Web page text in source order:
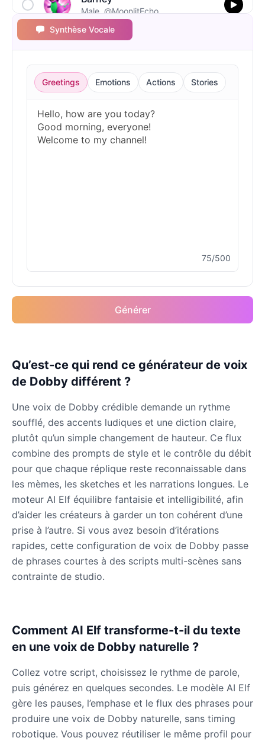
Male @MoonlitEcho
Bluey
Female @EchoVale
Male @IdeaSynth
Male @SilentNova
Male @ByteFlow
Caine
Male @MoonlitEcho
Cyn
Female @CherryNova
Daddy Pig
Male @QuantumRune
Dalek
Male @MoonDiary
Daredevil
Deku
Male @kingofworld_666
Denji
Male @MoonDiary
Synthèse Vocale
Greetings Emotions Actions Stories
75/500
Générer
Qu’est-ce qui rend ce générateur de voix
de Dobby différent ?
Une voix de Dobby crédible demande un rythme
soufflé, des accents ludiques et une diction claire,
plutôt qu’un simple changement de hauteur. Ce flux
combine des prompts de style et le contrôle du débit
pour que chaque réplique reste reconnaissable dans
les mèmes, les sketches et les narrations longues. Le
moteur AI Elf équilibre fantaisie et intelligibilité, afin
d’aider les créateurs à garder un ton cohérent d’une
prise à l’autre. Si vous avez besoin d’itérations
rapides, cette configuration de voix de Dobby passe
de phrases courtes à des scripts multi-scènes sans
contrainte de studio.
Comment AI Elf transforme-t-il du texte
en une voix de Dobby naturelle ?
Collez votre script, choisissez le rythme de parole,
puis générez en quelques secondes. Le modèle AI Elf
gère les pauses, l’emphase et le flux des phrases pour
produire une voix de Dobby naturelle, sans timing
robotique. Vous pouvez réutiliser le même profil pour